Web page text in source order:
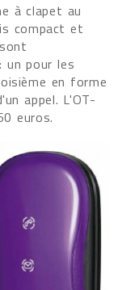
à clapet au
compact et
un pour les
en forme
appel. L'OT-
euros.